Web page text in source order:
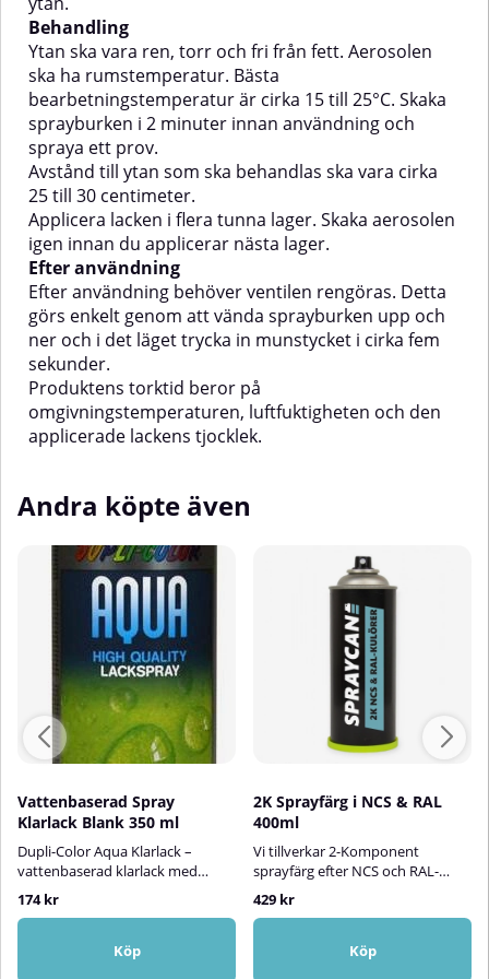
Behandling
Ytan ska vara ren, torr och fri från fett. Aerosolen
ska ha rumstemperatur. Bästa
bearbetningstemperatur är cirka 15 till 25°C. Skaka
sprayburken i 2 minuter innan användning och
spraya ett prov.
Avstånd till ytan som ska behandlas ska vara cirka
25 till 30 centimeter.
Applicera lacken i flera tunna lager. Skaka aerosolen
igen innan du applicerar nästa lager.
Efter användning
Efter användning behöver ventilen rengöras. Detta
görs enkelt genom att vända sprayburken upp och
ner och i det läget trycka in munstycket i cirka fem
sekunder.
Produktens torktid beror på
omgivningstemperaturen, luftfuktigheten och den
applicerade lackens tjocklek.
Andra köpte även
Vattenbaserad Spray
Klarlack Blank 350 ml
Dupli-Color Aqua Klarlack –
vattenbaserad klarlack med
blank finishDupli-Color Aqua är
en högkvalitativ, vattenbaserad
klarlack i sprayform som både
skyddar och förskönar målade
174 kr
Köp
2K Sprayfärg i NCS & RAL
400ml
Vi tillverkar 2-Komponent
sprayfärg efter NCS och RAL-
kulörer.Finns i
glanserna:Sidenmatt ca 35
glansHalvblank ca 60 glansBlank
ca 90 glansSnabbtorkande lack
429 kr
Köp